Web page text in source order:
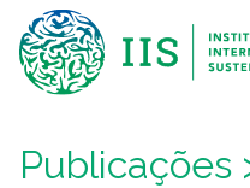
Publicações